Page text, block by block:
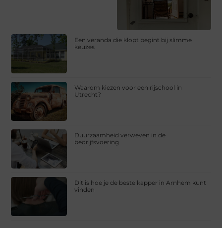
Een veranda die klopt begint bij slimme
keuzes
Waarom kiezen voor een rijschool in
Utrecht?
Duurzaamheid verweven in de
bedrijfsvoering
Dit is hoe je de beste kapper in Arnhem kunt
vinden